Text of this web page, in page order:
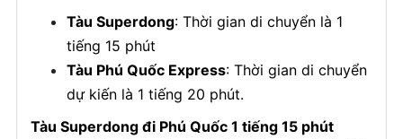
Tàu Superdong: Thời gian di chuyển là 1
tiếng 15 phút
Tàu Phú Quốc Express: Thời gian di chuyển
dự kiến là 1 tiếng 20 phút.
Tàu Superdong đi Phú Quốc 1 tiếng 15 phút